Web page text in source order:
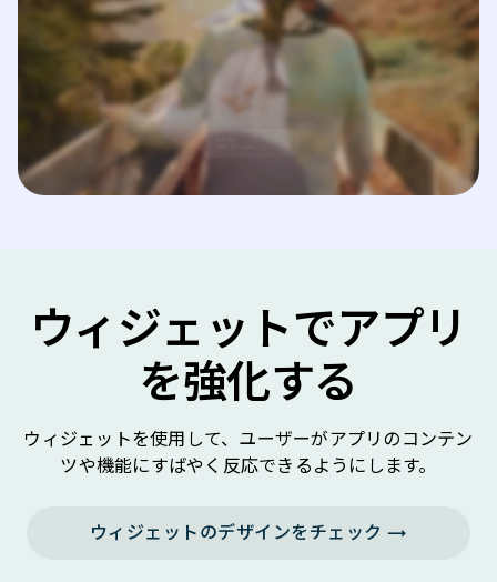
ウィジェットでアプリ
を強化する
ウィジェットを使用して、ユーザーがアプリのコンテン
ツや機能にすばやく反応できるようにします。
ウィジェットのデザインをチェック →